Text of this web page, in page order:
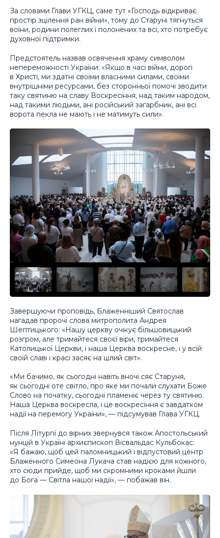
За словами Глави УГКЦ, саме тут «Господь відкриває
простір зцілення ран війни», тому до Старуні тягнуться
воїни, родини полеглих і полонених та всі, хто потребує
духовної підтримки.
Предстоятель назвав освячення храму символом
непереможності України: «Якщо в часі війни, дорогі
в Христі, ми здатні своїми власними силами, своїми
внутрішніми ресурсами, без сторонньої помочі зводити
таку святиню на славу Воскресіння, над таким народом,
над такими людьми, ані російський загарбник, ані всі
ворота пекла не мають і не матимуть сили».
Завершуючи проповідь, Блаженніший Святослав
нагадав пророчі слова митрополита Андрея
Шептицького: «Нашу церкву очікує більшовицький
розгром, але тримайтеся своєї віри, тримайтеся
Католицької Церкви, і наша Церква воскресне, і у всій
своїй славі і красі засяє на цілий світ».
«Ми бачимо, як сьогодні навіть вночі сяє Старуня,
як сьогодні оте світло, про яке ми почали слухати Боже
Слово на початку, сьогодні пламеніє через ту святиню.
Наша Церква воскресла, і це воскресіння є завдатком
надії на перемогу України», — підсумував Глава УГКЦ.
Після Літургії до вірних звернувся також Апостольський
нунцій в Україні архиєпископ Вісвальдас Кульбокас:
«Я бажаю, щоб цей паломницький і відпустовий центр
Блаженного Симеона Лукача став надією для кожного,
хто сюди прийде, щоб ми скромними кроками йшли
до Бога — Світла нашої надії», — побажав він.